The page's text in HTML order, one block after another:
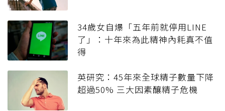
34歲女自爆「五年前就停用LINE
了」：十年來為此精神內耗真不值
得
英研究：45年來全球精子數量下降
超過50% 三大因素釀精子危機